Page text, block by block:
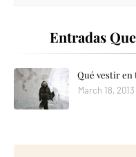
Entradas
Qué vestir en
March 18, 2013